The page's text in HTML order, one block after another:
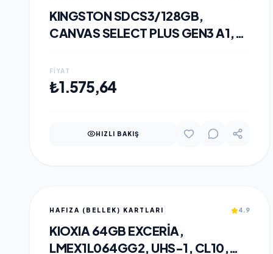
KINGSTON SDCS3/128GB,
CANVAS SELECT PLUS GEN3 A1,
(SD ADAPTÖRLÜ)
FIYAT
₺1.575,64
HIZLI BAKIŞ
HAFIZA (BELLEK) KARTLARI 4.9
KIOXIA 64GB EXCERIA,
LMEX1L064GG2, UHS-1, CL10,